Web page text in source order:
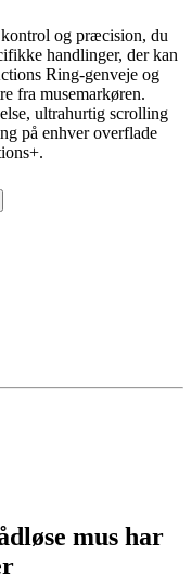
og præcision, du
handlinger, der kan
Ring-genveje og
fra musemarkøren.
ultrahurtig scrolling
på enhver overflade
mus har